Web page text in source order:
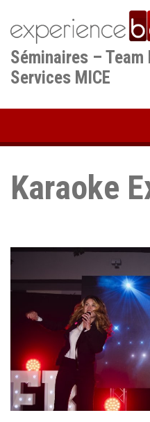
contenu
principal
Séminaires –
Services MICE
Karaoke